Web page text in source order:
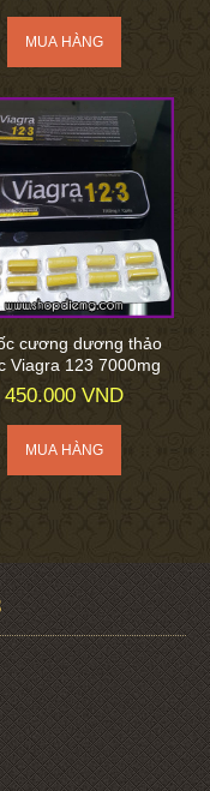
cương dương thảo
Viagra 123 7000mg
450.000 VND